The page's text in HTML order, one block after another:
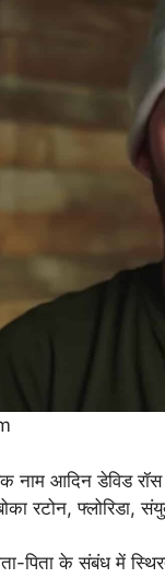
नाम आदिन डेविड
रटोन, फ्लोरिडा,
पिता के संबंध में